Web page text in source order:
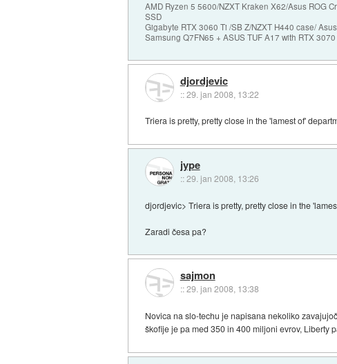
AMD Ryzen 5 5600/NZXT Kraken X62/Asus ROG
SSD
Gigabyte RTX 3060 Ti /SB Z/NZXT H440 case/
Samsung Q7FN65 + ASUS TUF A17 with RTX 3070
djordjevic
::29. jan 2008, 13:22
Triera is pretty, pretty close in the 'lamest of'
jype
::29. jan 2008, 13:26
djordjevic> Triera is pretty, pretty close in the
Zaradi česa pa?
sajmon
::29. jan 2008, 13:38
Novica na slo-techu je napisana nekoliko
škofije je pa med 350 in 400 miljoni evrov, Liberty